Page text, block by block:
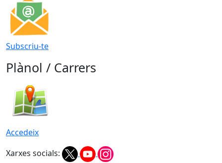
Subscriu-te
Plànol / Carrers
Accedeix
Xarxes socials: